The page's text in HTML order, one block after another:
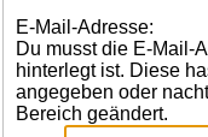
E-Mail-Adresse:
Du musst die E-Mail-
hinterlegt ist. Diese
angegeben oder
Bereich geändert.